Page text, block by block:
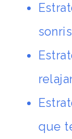
que